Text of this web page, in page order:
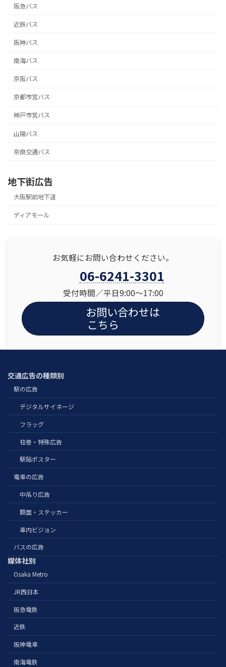
阪急バス
近鉄バス
阪神バス
南海バス
京阪バス
京都市営バス
神戸市営バス
山陽バス
奈良交通バス
地下街広告
大阪駅前地下道
ディアモール
お気軽にお問い合わせください。
06-6241-3301
受付時間／平日9:00〜17:00
お問い合わせは
こちら
交通広告の種類別
駅の広告
デジタルサイネージ
フラッグ
柱巻・特殊広告
駅貼ポスター
電車の広告
中吊り広告
額面・ステッカー
車内ビジョン
バスの広告
媒体社別
Osaka Metro
JR西日本
阪急電鉄
近鉄
阪神電車
南海電鉄